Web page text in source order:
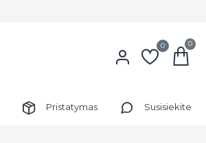
0 0
Pristatymas Susisiekite